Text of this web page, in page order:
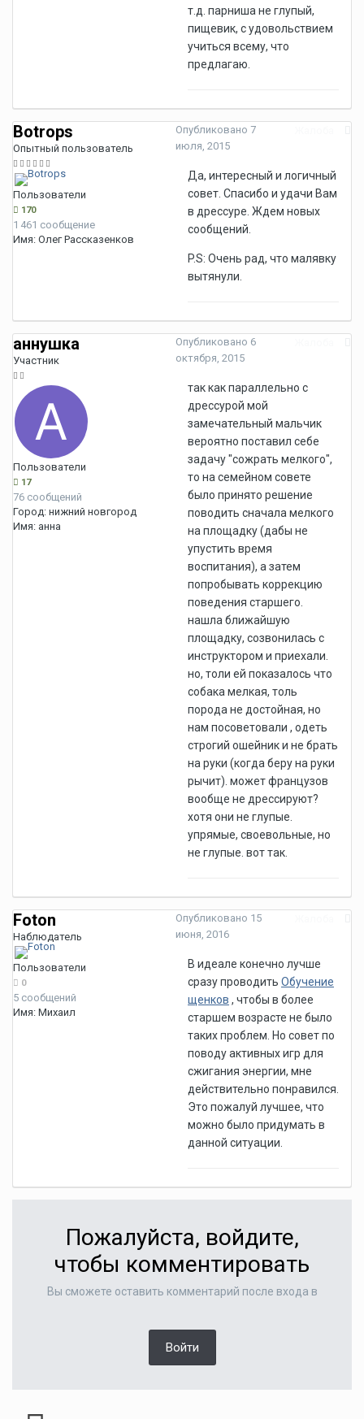
т.д. парниша не глупый,
пищевик, с удовольствием
учиться всему, что
предлагаю.
Botrops
Опытный пользователь
Пользователи
170
1 461 сообщение
Имя: Олег Рассказенков
Опубликовано 7
июля, 2015
Да, интересный и логичный
совет. Спасибо и удачи Вам
в дрессуре. Ждем новых
сообщений.
P.S: Очень рад, что малявку
вытянули.
аннушка
Участник
Пользователи
17
76 сообщений
Город: нижний новгород
Имя: анна
Опубликовано 6
октября, 2015
так как параллельно с
дрессурой мой
замечательный мальчик
вероятно поставил себе
задачу "сожрать мелкого",
то на семейном совете
было принято решение
поводить сначала мелкого
на площадку (дабы не
упустить время
воспитания), а затем
попробывать коррекцию
поведения старшего.
нашла ближайшую
площадку, созвонилась с
инструктором и приехали.
но, толи ей показалось что
собака мелкая, толь
порода не достойная, но
нам посоветовали , одеть
строгий ошейник и не брать
на руки (когда беру на руки
рычит). может французов
вообще не дрессируют?
хотя они не глупые.
упрямые, своевольные, но
не глупые. вот так.
Foton
Наблюдатель
Пользователи
0
5 сообщений
Имя: Михаил
Опубликовано 15
июня, 2016
В идеале конечно лучше
сразу проводить Обучение
щенков , чтобы в более
старшем возрасте не было
таких проблем. Но совет по
поводу активных игр для
сжигания энергии, мне
действительно понравился.
Это пожалуй лучшее, что
можно было придумать в
данной ситуации.
Пожалуйста, войдите,
чтобы комментировать
Вы сможете оставить комментарий после входа в
Войти